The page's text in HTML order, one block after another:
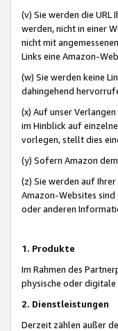
(v) Sie werden die
werden, nicht in einer
nicht mit
Links eine Amazon-
(w) Sie werden keine
dahingehend
(x) Auf unser
im Hinblick auf
vorlegen, stellt dies
(y) Sofern Amazon
(z) Sie werden auf
Amazon-Websites
oder anderen
1. Produkte
Im Rahmen des
physische oder
2. Dienstleistungen
Derzeit zählen außer